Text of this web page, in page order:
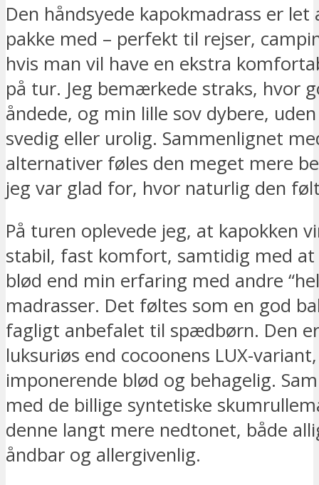
Den håndsyede kapokmadrass er
pakke med – perfekt til rejser,
hvis man vil have en ekstra
på tur. Jeg bemærkede straks, hvor
åndede, og min lille sov dybere,
svedig eller urolig. Sammenlignet
alternativer føles den meget mere
jeg var glad for, hvor naturlig den
På turen oplevede jeg, at kapokken
stabil, fast komfort, samtidig med
blød end min erfaring med andre
madrasser. Det føltes som en god
fagligt anbefalet til spædbørn. Den
luksuriøs end cocoonens LUX-
imponerende blød og behagelig.
med de billige syntetiske
denne langt mere nedtonet, både
åndbar og allergivenlig.